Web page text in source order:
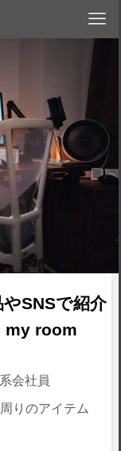
SNSで紹介
my room
会社員
りのアイテム